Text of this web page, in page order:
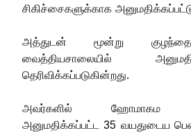
சிகிச்சைகளுக்காக
அத்துடன் மூன்று
வைத்தியசாலையில்
தெரிவிக்கப்படுகின்றது.
அவர்களில் ஹோமாகம
அனுமதிக்கப்பட்ட 35 வயதுடைய